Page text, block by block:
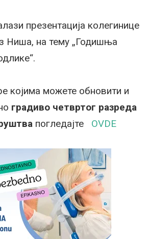
презентација колегинице
Ниша, на тему „Годишња
којима можете обновити и
градиво четвртог разреда
погледајте OVDE